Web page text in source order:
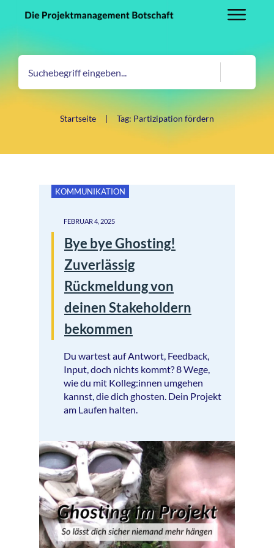
Startseite | Tag: Partizipation fördern
KOMMUNIKATION
FEBRUAR 4, 2025
Bye bye Ghosting!
Zuverlässig
Rückmeldung von
deinen Stakeholdern
bekommen
Du wartest auf Antwort, Feedback,
Input, doch nichts kommt? 8 Wege,
wie du mit Kolleg:innen umgehen
kannst, die dich ghosten. Dein Projekt
am Laufen halten.